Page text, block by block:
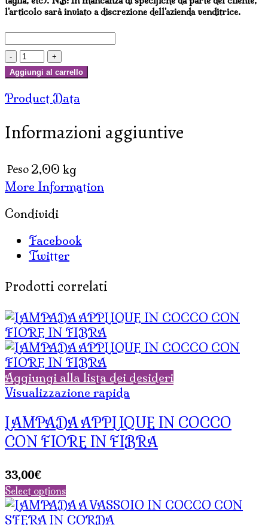
l'articolo sarà inviato a discrezione dell'azienda venditrice.
LAMPADA
IN
CUORE
SFERA
quantità
Aggiungi al carrello
Product Data
Informazioni aggiuntive
Peso2,00 kg
More Information
Condividi
Facebook
Twitter
Prodotti correlati
Aggiungi alla lista dei desideri
Visualizzazione rapida
LAMPADA APPLIQUE IN COCCO
CON FIORE IN FIBRA
33,00€
Select options